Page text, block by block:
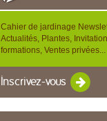
Cahier de jardinage
Actualités, Plantes,
formations, Ventes privées...
Inscrivez-vous